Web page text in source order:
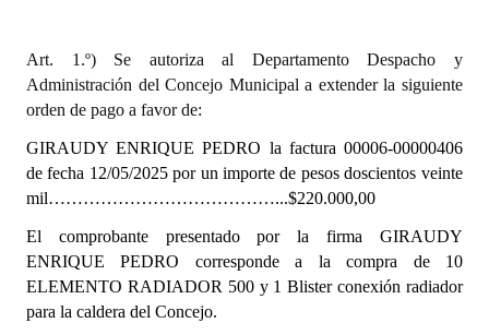
INSTITUCIONAL
Antiguos Pobladores
Noticias Destacadas
Registros y Distinciones
Datos Históricos
Premio al Mérito - Registro
Art. 1.º) Se autoriza al Departamento Despacho y
Administración del Concejo Municipal a extender la siguiente
orden de pago a favor de:
GIRAUDY ENRIQUE PEDRO la factura 00006-00000406
de fecha 12/05/2025por un importe de pesos doscientos veinte
mil…………………………………...$220.000,00
El comprobante presentado por la firma GIRAUDY
ENRIQUE PEDRO corresponde a la compra de 10
ELEMENTO RADIADOR 500 y 1 Blister conexión radiador
para la caldera del Concejo.